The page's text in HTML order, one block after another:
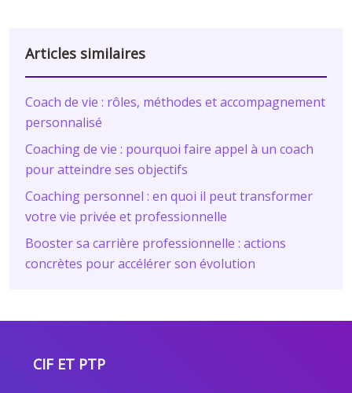
Articles similaires
Coach de vie : rôles, méthodes et accompagnement
personnalisé
Coaching de vie : pourquoi faire appel à un coach
pour atteindre ses objectifs
Coaching personnel : en quoi il peut transformer
votre vie privée et professionnelle
Booster sa carrière professionnelle : actions
concrètes pour accélérer son évolution
CIF ET PTP